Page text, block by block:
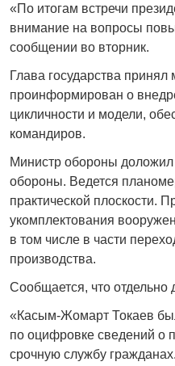
«По итогам встречи
внимание на вопросы
сообщении во вторник.
Глава государства
проинформирован о
цикличности и модели,
командиров.
Министр обороны
обороны. Ведется
практической плоскости.
укомплектования
в том числе в части
производства.
Сообщается, что
«Касым-Жомарт Токаев
по оцифровке сведений о
срочную службу